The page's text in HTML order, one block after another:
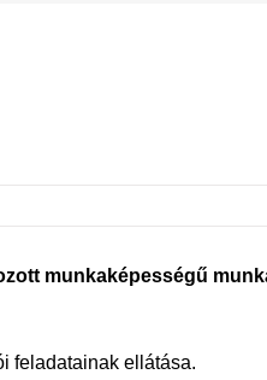
munkaképességű
feladatainak ellátása.